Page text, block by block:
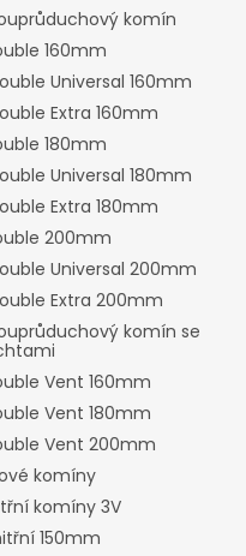
komín
160mm
Universal 160mm
Extra 160mm
180mm
Universal 180mm
Extra 180mm
200mm
Universal 200mm
Extra 200mm
komín se
Vent 160mm
Vent 180mm
Vent 200mm
komíny
komíny 3V
150mm